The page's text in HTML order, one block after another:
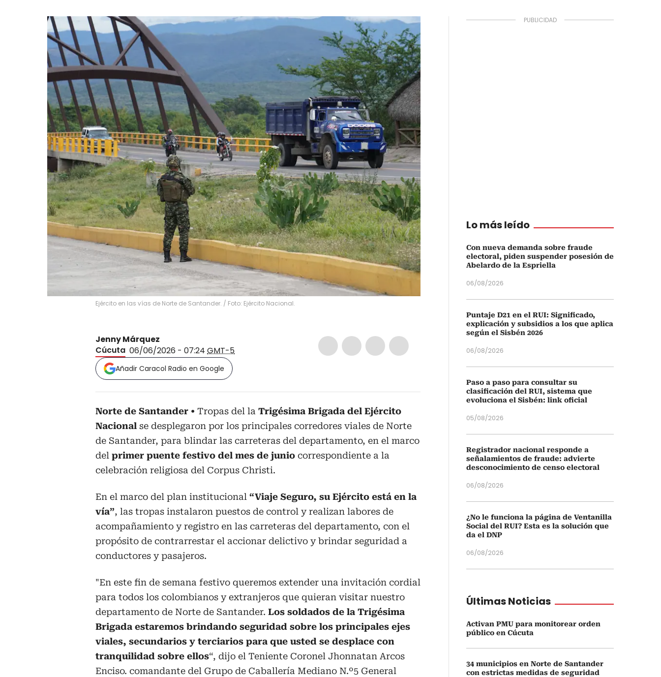
Ejército en las vías de Norte de Santander. / Foto: Ejército Nacional.
Jenny Márquez
Cúcuta 06/06/2026 - 07:24 GMT-5
Añadir Caracol Radio en Google
Norte de Santander Tropas del la Trigésima Brigada del Ejército
Nacional se desplegaron por los principales corredores viales de Norte
de Santander, para blindar las carreteras del departamento, en el marco
del primer puente festivo del mes de junio correspondiente a la
celebración religiosa del Corpus Christi.
En el marco del plan institucional “Viaje Seguro, su Ejército está en la
vía”, las tropas instalaron puestos de control y realizan labores de
acompañamiento y registro en las carreteras del departamento, con el
propósito de contrarrestar el accionar delictivo y brindar seguridad a
conductores y pasajeros.
"En este fin de semana festivo queremos extender una invitación cordial
para todos los colombianos y extranjeros que quieran visitar nuestro
departamento de Norte de Santander. Los soldados de la Trigésima
Brigada estaremos brindando seguridad sobre los principales ejes
viales, secundarios y terciarios para que usted se desplace con
tranquilidad sobre ellos“, dijo el Teniente Coronel Jhonnatan Arcos
Enciso. comandante del Grupo de Caballería Mediano N.º5 General
Lo más leído
Con nueva demanda sobre fraude
electoral, piden suspender posesión de
Abelardo de la Espriella
06/08/2026
Puntaje D21 en el RUI: Significado,
explicación y subsidios a los que aplica
según el Sisbén 2026
06/08/2026
Paso a paso para consultar su
clasificación del RUI, sistema que
evoluciona el Sisbén: link oficial
05/08/2026
Registrador nacional responde a
señalamientos de fraude: advierte
desconocimiento de censo electoral
06/08/2026
¿No le funciona la página de Ventanilla
Social del RUI? Esta es la solución que
da el DNP
06/08/2026
Últimas Noticias
Activan PMU para monitorear orden
público en Cúcuta
34 municipios en Norte de Santander
con estrictas medidas de seguridad